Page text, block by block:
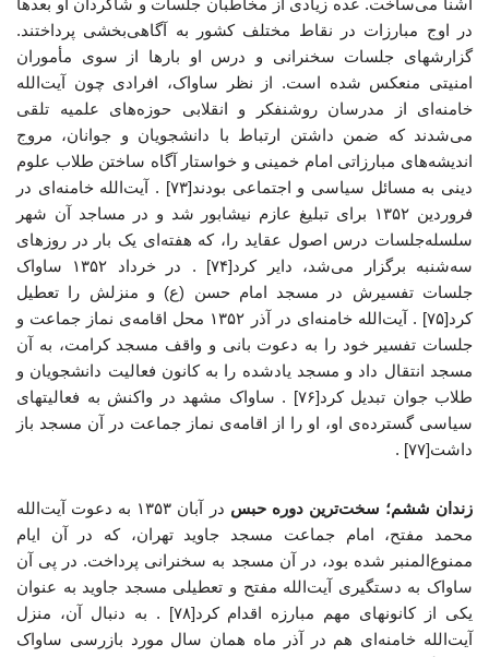
در اوج مبارزات در نقاط مختلف کشور به آگاهی‌بخشی پرداختند.
گزارشهای جلسات سخنرانی و درس او بارها از سوی مأموران
امنیتی منعکس شده است. از نظر ساواک، افرادی چون آیت‌الله
خامنه‌ای از مدرسان روشنفکر و انقلابی حوزه‌های علمیه تلقی
می‌شدند که ضمن داشتن ارتباط با دانشجویان و جوانان، مروج
اندیشه‌های مبارزاتی امام خمینی و خواستار آگاه ساختن طلاب علوم
دینی به مسائل سیاسی و اجتماعی بودند[۷۳] . آیت‌الله خامنه‌ای در
فروردین ۱۳۵۲ برای تبلیغ عازم نیشابور شد و در مساجد آن شهر
سلسله‌جلسات درس اصول عقاید را، که هفته‌ای یک بار در روزهای
سه‌شنبه برگزار می‌شد، دایر کرد[۷۴] . در خرداد ۱۳۵۲ ساواک
جلسات تفسیرش در مسجد امام حسن (ع) و منزلش را تعطیل
کرد[۷۵] . آیت‌الله خامنه‌ای در آذر ۱۳۵۲ محل اقامه‌ی نماز جماعت و
جلسات تفسیر خود را به دعوت بانی و واقف مسجد کرامت، به آن
مسجد انتقال داد و مسجد یادشده را به کانون فعالیت دانشجویان و
طلاب جوان تبدیل کرد[۷۶] . ساواک مشهد در واکنش به فعالیتهای
سیاسی گسترده‌ی او، او را از اقامه‌ی نماز جماعت در آن مسجد باز
داشت[۷۷] .
زندان ششم؛ سخت‌ترین دوره حبس
در آبان ۱۳۵۳ به دعوت آیت‌الله
محمد مفتح، امام جماعت مسجد جاوید تهران، که در آن ایام
ممنوع‌المنبر شده بود، در آن مسجد به سخنرانی پرداخت. در پی آن
ساواک به دستگیری آیت‌الله مفتح و تعطیلی مسجد جاوید به عنوان
یکی از کانونهای مهم مبارزه اقدام کرد[۷۸] . به دنبال آن، منزل
آیت‌الله خامنه‌ای هم در آذر ماه همان سال مورد بازرسی ساواک